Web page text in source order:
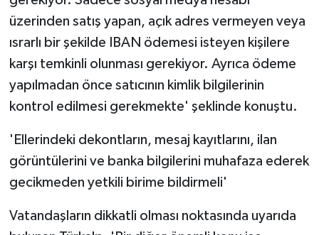
üzerinden satış yapan, açık adres vermeyen veya
ısrarlı bir şekilde IBAN ödemesi isteyen kişilere
karşı temkinli olunması gerekiyor. Ayrıca ödeme
yapılmadan önce satıcının kimlik bilgilerinin
kontrol edilmesi gerekmekte' şeklinde konuştu.
'Ellerindeki dekontların, mesaj kayıtlarını, ilan
görüntülerini ve banka bilgilerini muhafaza ederek
gecikmeden yetkili birime bildirmeli'
Vatandaşların dikkatli olması noktasında uyarıda